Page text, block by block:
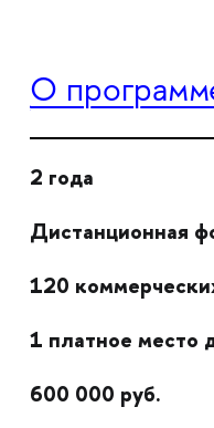
О
2 года
Дистанционная
120
1 платное место
600 000 руб.